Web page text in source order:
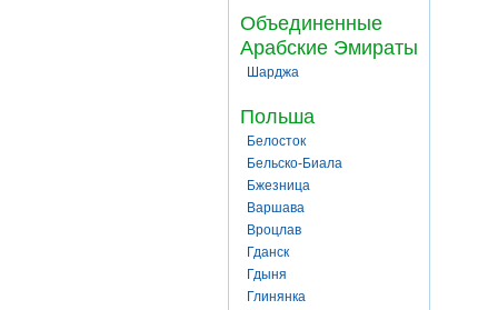
Объединенные
Арабские Эмираты
Шарджа
Польша
Белосток
Бельско-Биала
Бжезница
Варшава
Вроцлав
Гданск
Гдыня
Глинянка